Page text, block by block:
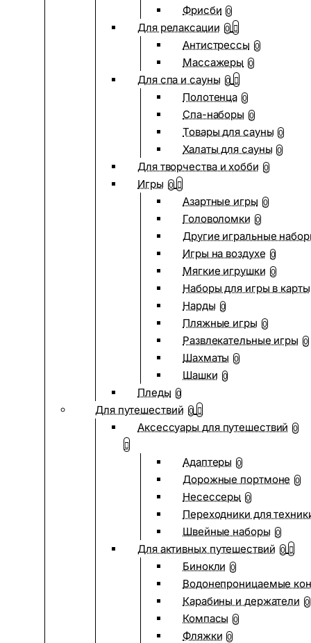
Фрисби 0
Для релаксации 0
Антистрессы 0
Массажеры 0
Для спа и сауны 0
Полотенца 0
Спа-наборы 0
Товары для сауны 0
Халаты для сауны 0
Для творчества и хобби 0
Игры 0
Азартные игры 0
Головоломки 0
Другие игральные
Игры на воздухе 0
Мягкие игрушки 0
Наборы для игры в карты
Нарды 0
Пляжные игры 0
Развлекательные игры 0
Шахматы 0
Шашки 0
Пледы 0
Для путешествий 0
Аксессуары для путешествий 0
Адаптеры 0
Дорожные портмоне 0
Несессеры 0
Переходники для
Швейные наборы 0
Для активных путешествий 0
Бинокли 0
Водонепроницаемые
Карабины и держатели 0
Компасы 0
Фляжки 0